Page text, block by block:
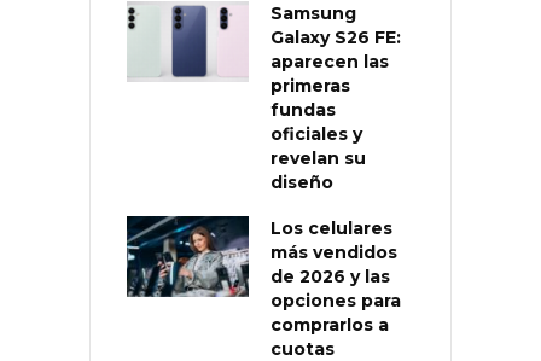
Samsung
Galaxy S26 FE:
aparecen las
primeras
fundas
oficiales y
revelan su
diseño
Los celulares
más vendidos
de 2026 y las
opciones para
comprarlos a
cuotas